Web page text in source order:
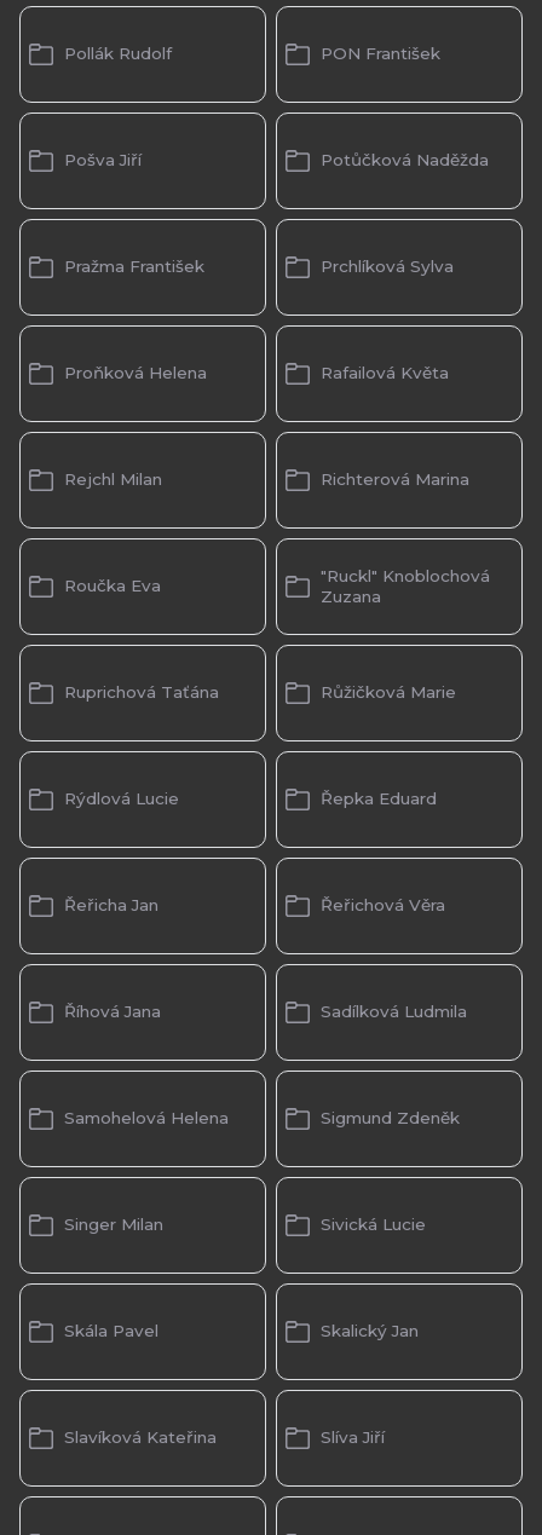
Pollák Rudolf PON František
Pošva Jiří Potůčková Naděžda
Pražma František Prchlíková Sylva
Proňková Helena Rafailová Květa
Rejchl Milan Richterová Marina
Roučka Eva
"Ruckl" Knoblochová
Zuzana
Ruprichová Taťána Růžičková Marie
Rýdlová Lucie Řepka Eduard
Řeřicha Jan Řeřichová Věra
Říhová Jana Sadílková Ludmila
Samohelová Helena Sigmund Zdeněk
Singer Milan Sivická Lucie
Skála Pavel Skalický Jan
Slavíková Kateřina Slíva Jiří